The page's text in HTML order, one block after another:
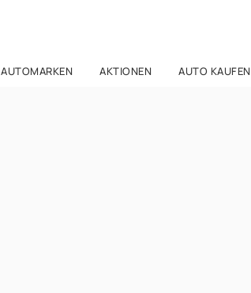
AUTOMARKEN AKTIONEN AUTO KAUFEN